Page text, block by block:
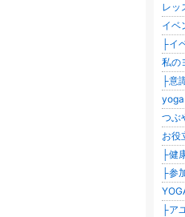
レッ
イベ
├イ
私の
├意
つぶ
お役
├健
├参
├ア